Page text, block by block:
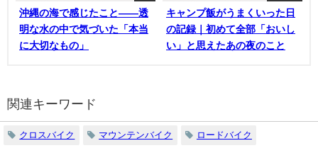
沖縄の海で感じたこと——透
明な水の中で気づいた「本当
に大切なもの」
キャンプ飯がうまくいった日
の記録｜初めて全部「おいし
い」と思えたあの夜のこと
関連キーワード
クロスバイク マウンテンバイク ロードバイク